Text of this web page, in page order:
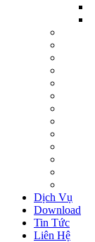
Dịch Vụ
Download
Tin Tức
Liên Hệ